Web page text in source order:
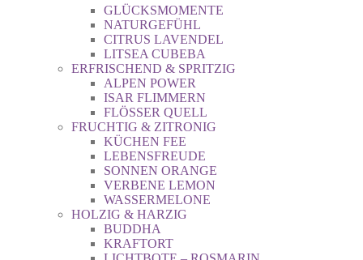
GLÜCKSMOMENTE
NATURGEFÜHL
CITRUS LAVENDEL
LITSEA CUBEBA
ERFRISCHEND & SPRITZIG
ALPEN POWER
ISAR FLIMMERN
FLÖSSER QUELL
FRUCHTIG & ZITRONIG
KÜCHEN FEE
LEBENSFREUDE
SONNEN ORANGE
VERBENE LEMON
WASSERMELONE
HOLZIG & HARZIG
BUDDHA
KRAFTORT